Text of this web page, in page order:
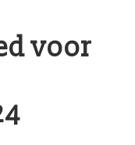
voor